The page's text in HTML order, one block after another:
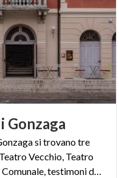
Gonzaga
si trovano tre
Vecchio, Teatro
Eden e Teatro Comunale, testimoni della vita culturale locale.